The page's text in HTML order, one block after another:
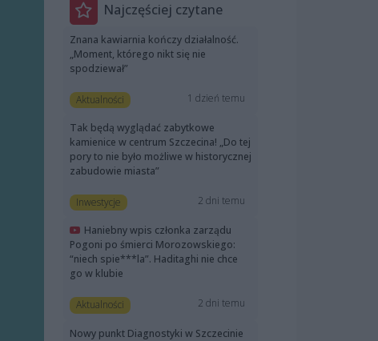
Najczęściej czytane
Znana kawiarnia kończy działalność.
„Moment, którego nikt się nie
spodziewał”
Aktualności 1 dzień temu
Tak będą wyglądać zabytkowe
kamienice w centrum Szczecina! „Do tej
pory to nie było możliwe w historycznej
zabudowie miasta”
Inwestycje 2 dni temu
Haniebny wpis członka zarządu
Pogoni po śmierci Morozowskiego:
“niech spie***la”. Haditaghi nie chce
go w klubie
Aktualności 2 dni temu
Nowy punkt Diagnostyki w Szczecinie